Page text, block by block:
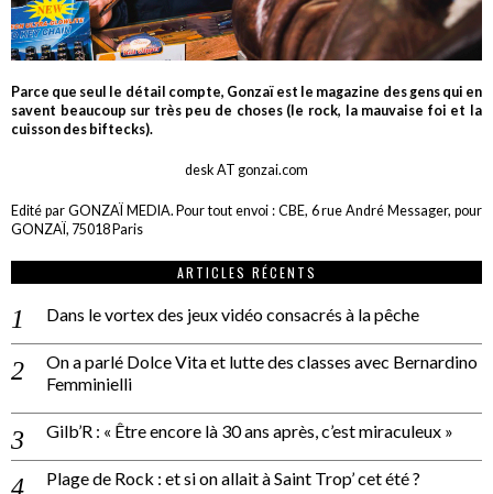
Parce que seul le détail compte, Gonzaï est le magazine des gens qui en
savent beaucoup sur très peu de choses (le rock, la mauvaise foi et la
cuisson des biftecks).
desk AT gonzai.com
Edité par GONZAÏ MEDIA. Pour tout envoi : CBE, 6 rue André Messager, pour
GONZAÏ, 75018 Paris
ARTICLES RÉCENTS
Dans le vortex des jeux vidéo consacrés à la pêche
On a parlé Dolce Vita et lutte des classes avec Bernardino
Femminielli
Gilb’R : « Être encore là 30 ans après, c’est miraculeux »
Plage de Rock : et si on allait à Saint Trop’ cet été ?